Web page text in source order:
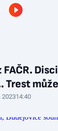
Trest
202314:40